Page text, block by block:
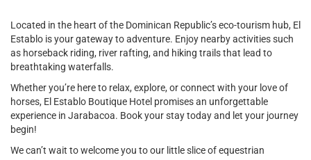
Located in the heart of the Dominican Republic’s eco-tourism hub, El
Establo is your gateway to adventure. Enjoy nearby activities such
as horseback riding, river rafting, and hiking trails that lead to
breathtaking waterfalls.
Whether you’re here to relax, explore, or connect with your love of
horses, El Establo Boutique Hotel promises an unforgettable
experience in Jarabacoa. Book your stay today and let your journey
begin!
We can’t wait to welcome you to our little slice of equestrian